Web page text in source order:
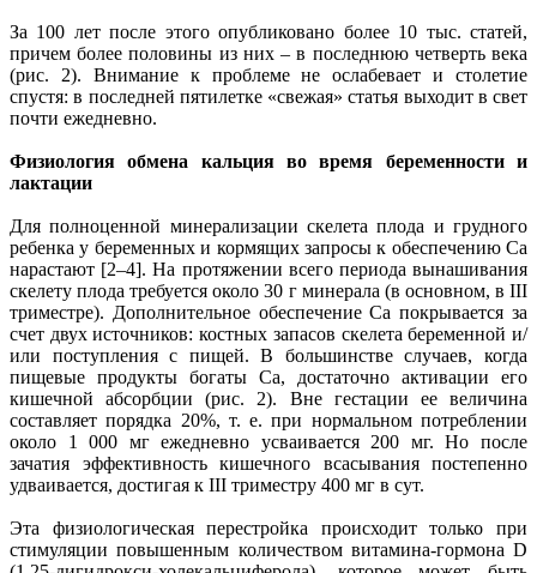
За 100 лет после этого опубликовано более 10 тыс. статей,
причем более половины из них – в последнюю четверть века
(рис. 2). Внимание к проблеме не ослабевает и столетие
спустя: в последней пятилетке «свежая» статья выходит в свет
почти ежедневно.
Физиология обмена кальция во время беременности и
лактации
Для полноценной минерализации скелета плода и грудного
ребенка у беременных и кормящих запросы к обеспечению Са
нарастают [2–4]. На протяжении всего периода вынашивания
скелету плода требуется около 30 г минерала (в основном, в III
триместре). Дополнительное обеспечение Са покрывается за
счет двух источников: костных запасов скелета беременной и/
или поступления с пищей. В большинстве случаев, когда
пищевые продукты богаты Са, достаточно активации его
кишечной абсорбции (рис. 2). Вне гестации ее величина
составляет порядка 20%, т. е. при нормальном потреблении
около 1 000 мг ежедневно усваивается 200 мг. Но после
зачатия эффективность кишечного всасывания постепенно
удваивается, достигая к III триместру 400 мг в сут.
Эта физиологическая перестройка происходит только при
стимуляции повышенным количеством витамина-гормона D